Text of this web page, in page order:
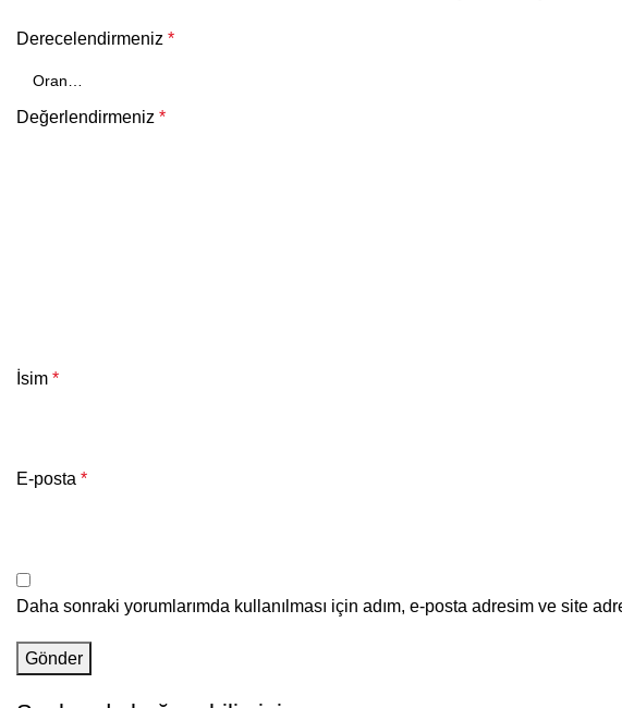
Derecelendirmeniz *
Değerlendirmeniz *
İsim *
E-posta *
Daha sonraki yorumlarımda kullanılması için adım, e-posta adresim ve site